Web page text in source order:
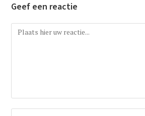
Geef een reactie
Reactie